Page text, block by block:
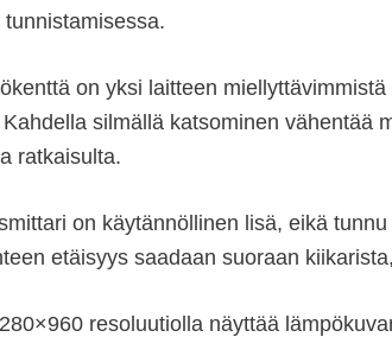
on yksi laitteen
silmällä katsominen vähentää
ratkaisulta.
on käytännöllinen lisä, eikä
etäisyys saadaan suoraan
resoluutiolla näyttää